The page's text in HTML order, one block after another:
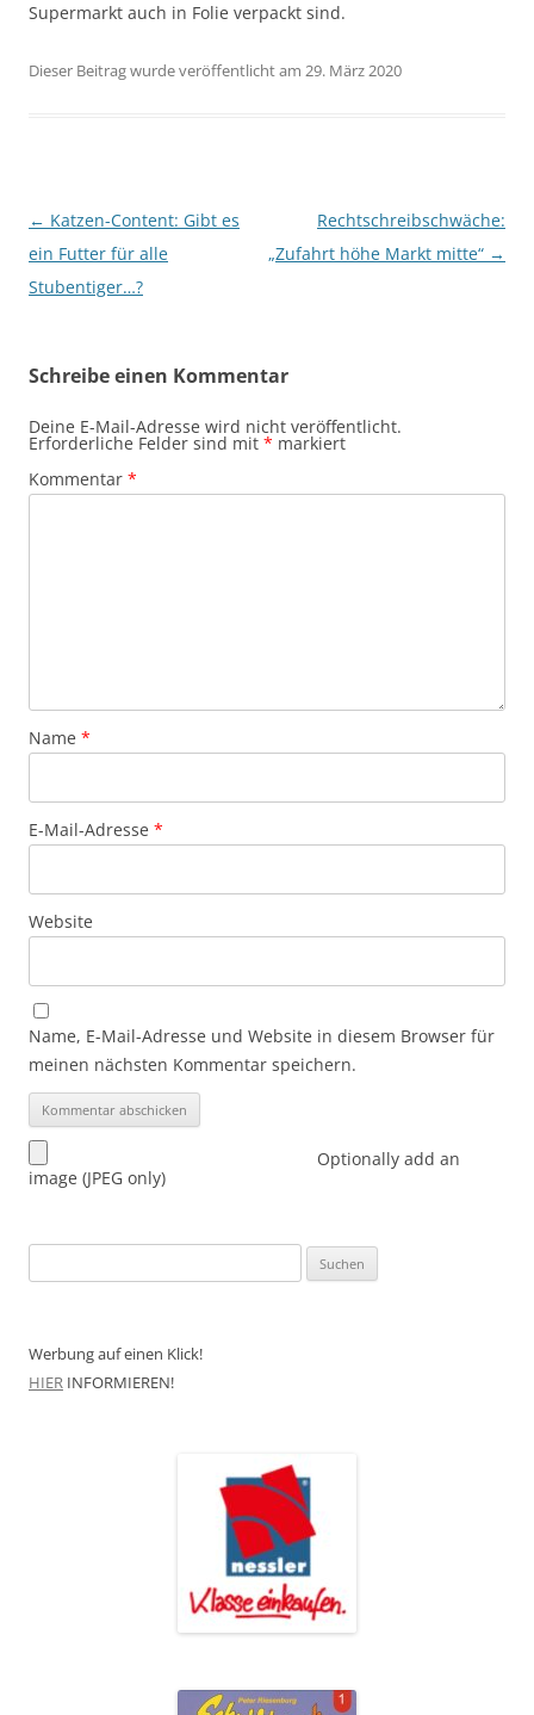
Supermarkt auch in Folie verpackt sind.
Dieser Beitrag wurde veröffentlicht am 29. März 2020
Beitragsnavigation
← Katzen-Content: Gibt es
ein Futter für alle
Stubentiger…?
Rechtschreibschwäche:
„Zufahrt höhe Markt mitte“ →
Schreibe einen Kommentar
Deine E-Mail-Adresse wird nicht veröffentlicht.
Erforderliche Felder sind mit * markiert
Kommentar *
Name *
E-Mail-Adresse *
Website
Name, E-Mail-Adresse und Website in diesem Browser für
meinen nächsten Kommentar speichern.
Optionally add an
image (JPEG only)
nach:
Werbung auf einen Klick!
HIER INFORMIEREN!